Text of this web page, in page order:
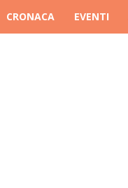
CRONACA EVENTI